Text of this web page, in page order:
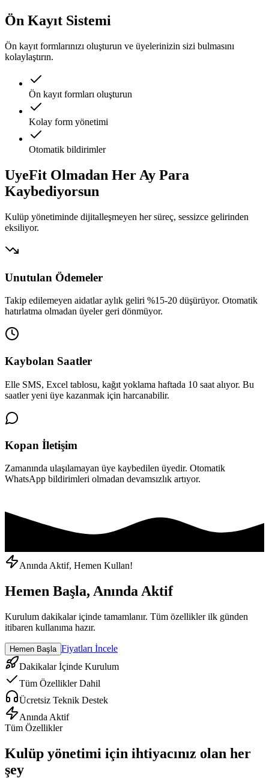
Ön Kayıt Sistemi
Ön kayıt formlarınızı oluşturun ve üyelerinizin sizi bulmasını
kolaylaştırın.
Ön kayıt formları oluşturun
Kolay form yönetimi
Otomatik bildirimler
UyeFit Olmadan Her Ay Para
Kaybediyorsun
Kulüp yönetiminde dijitalleşmeyen her süreç, sessizce gelirinden
eksiliyor.
Unutulan Ödemeler
Takip edilemeyen aidatlar aylık geliri %15-20 düşürüyor. Otomatik
hatırlatma olmadan üyeler geri dönmüyor.
Kaybolan Saatler
Elle SMS, Excel tablosu, kağıt yoklama haftada 10 saat alıyor. Bu
saatler yeni üye kazanmak için harcanabilir.
Kopan İletişim
Zamanında ulaşılamayan üye kaybedilen üyedir. Otomatik
WhatsApp bildirimleri olmadan devamsızlık artıyor.
Anında Aktif, Hemen Kullan!
Hemen Başla, Anında Aktif
Kurulum dakikalar içinde tamamlanır. Tüm özellikler ilk günden
itibaren kullanıma hazır.
Hemen Başla Fiyatları İncele
Dakikalar İçinde Kurulum
Tüm Özellikler Dahil
Ücretsiz Teknik Destek
Anında Aktif
Tüm Özellikler
Kulüp yönetimi için ihtiyacınız olan her
şey